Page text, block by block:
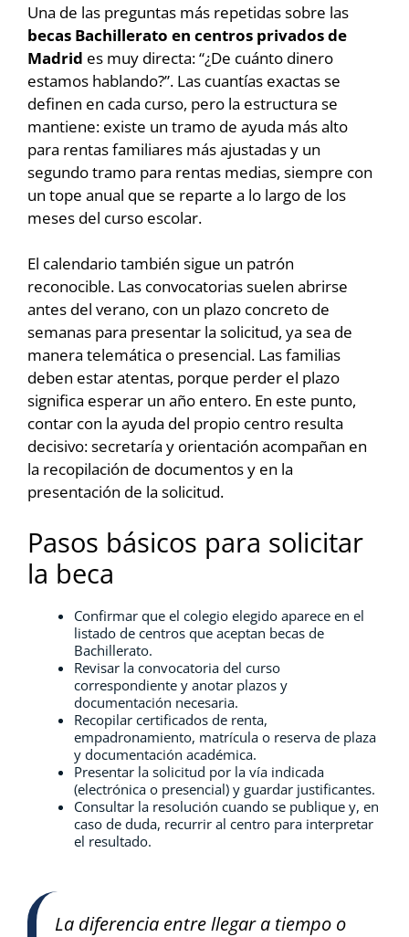
Una de las preguntas más repetidas sobre las
becas Bachillerato en centros privados de
Madrid es muy directa: “¿De cuánto dinero
estamos hablando?”. Las cuantías exactas se
definen en cada curso, pero la estructura se
mantiene: existe un tramo de ayuda más alto
para rentas familiares más ajustadas y un
segundo tramo para rentas medias, siempre con
un tope anual que se reparte a lo largo de los
meses del curso escolar.
El calendario también sigue un patrón
reconocible. Las convocatorias suelen abrirse
antes del verano, con un plazo concreto de
semanas para presentar la solicitud, ya sea de
manera telemática o presencial. Las familias
deben estar atentas, porque perder el plazo
significa esperar un año entero. En este punto,
contar con la ayuda del propio centro resulta
decisivo: secretaría y orientación acompañan en
la recopilación de documentos y en la
presentación de la solicitud.
Pasos básicos para solicitar
la beca
Confirmar que el colegio elegido aparece en el
listado de centros que aceptan becas de
Bachillerato.
Revisar la convocatoria del curso
correspondiente y anotar plazos y
documentación necesaria.
Recopilar certificados de renta,
empadronamiento, matrícula o reserva de plaza
y documentación académica.
Presentar la solicitud por la vía indicada
(electrónica o presencial) y guardar justificantes.
Consultar la resolución cuando se publique y, en
caso de duda, recurrir al centro para interpretar
el resultado.
La diferencia entre llegar a tiempo o